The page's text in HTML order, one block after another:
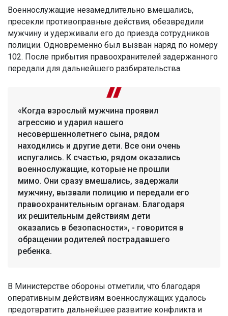
Военнослужащие незамедлительно вмешались,
пресекли противоправные действия, обезвредили
мужчину и удерживали его до приезда сотрудников
полиции. Одновременно был вызван наряд по номеру
102. После прибытия правоохранителей задержанного
передали для дальнейшего разбирательства.
«Когда взрослый мужчина проявил
агрессию и ударил нашего
несовершеннолетнего сына, рядом
находились и другие дети. Все они очень
испугались. К счастью, рядом оказались
военнослужащие, которые не прошли
мимо. Они сразу вмешались, задержали
мужчину, вызвали полицию и передали его
правоохранительным органам. Благодаря
их решительным действиям дети
оказались в безопасности», - говорится в
обращении родителей пострадавшего
ребенка.
В Министерстве обороны отметили, что благодаря
оперативным действиям военнослужащих удалось
предотвратить дальнейшее развитие конфликта и